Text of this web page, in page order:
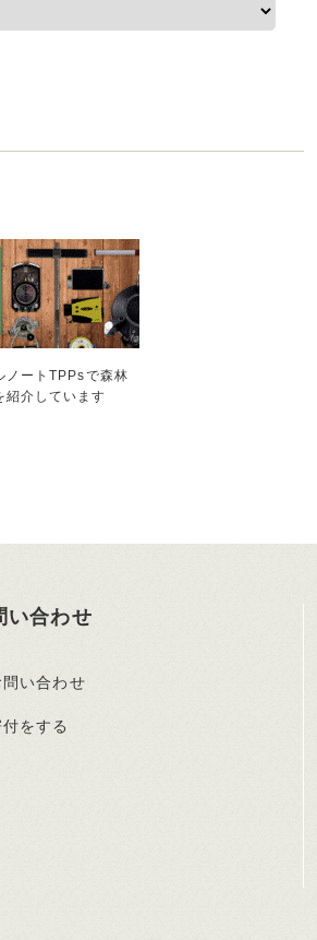
ノートTPPsで森林
紹介しています
い合わせ
問い合わせ
をする